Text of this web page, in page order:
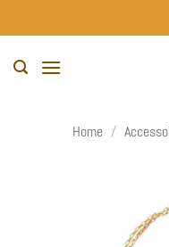
naar
Home /